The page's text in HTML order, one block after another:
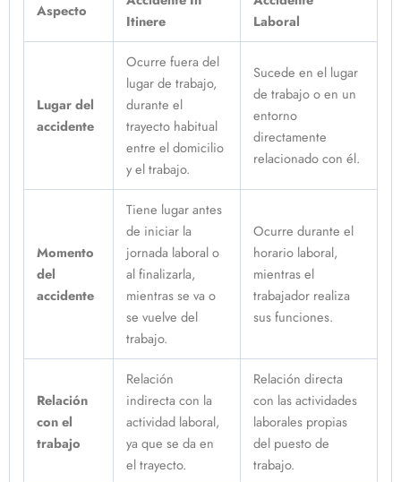
Aspecto
Itinere
Laboral
Lugar del
accidente
Ocurre fuera del
lugar de trabajo,
durante el
trayecto habitual
entre el domicilio
y el trabajo.
Sucede en el lugar
de trabajo o en un
entorno
directamente
relacionado con él.
Momento
del
accidente
Tiene lugar antes
de iniciar la
jornada laboral o
al finalizarla,
mientras se va o
se vuelve del
trabajo.
Ocurre durante el
horario laboral,
mientras el
trabajador realiza
sus funciones.
Relación
con el
trabajo
Relación
indirecta con la
actividad laboral,
ya que se da en
el trayecto.
Relación directa
con las actividades
laborales propias
del puesto de
trabajo.